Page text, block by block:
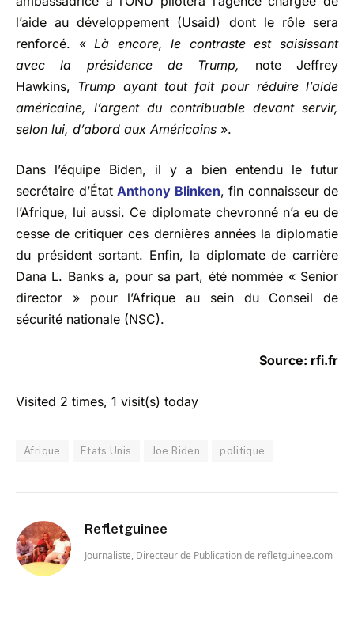
l’aide au développement (Usaid) dont le rôle sera
renforcé. «Là encore, le contraste est saisissant
avec la présidence de Trump, note Jeffrey
Hawkins, Trump ayant tout fait pour réduire l’aide
américaine, l’argent du contribuable devant servir,
selon lui, d’abord aux Américains ».
Dans l’équipe Biden, il y a bien entendu le futur
secrétaire d’État Anthony Blinken, fin connaisseur de
l’Afrique, lui aussi. Ce diplomate chevronné n’a eu de
cesse de critiquer ces dernières années la diplomatie
du président sortant. Enfin, la diplomate de carrière
Dana L. Banks a, pour sa part, été nommée « Senior
director » pour l’Afrique au sein du Conseil de
sécurité nationale (NSC).
Source: rfi.fr
Visited 2 times, 1 visit(s) today
Afrique Etats Unis Joe Biden politique
Refletguinee
Journaliste, Directeur de Publication de refletguinee.com